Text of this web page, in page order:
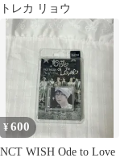
トレカ リョウ
¥600
NCT WISH Ode to Love